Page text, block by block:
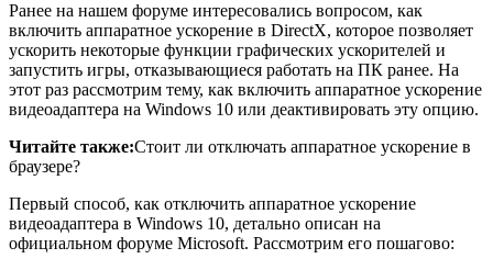
Ранее на нашем форуме интересовались вопросом, как
включить аппаратное ускорение в DirectX, которое позволяет
ускорить некоторые функции графических ускорителей и
запустить игры, отказывающиеся работать на ПК ранее. На
этот раз рассмотрим тему, как включить аппаратное ускорение
видеоадаптера на Windows 10 или деактивировать эту опцию.
Читайте также:Стоит ли отключать аппаратное ускорение в
браузере?
Первый способ, как отключить аппаратное ускорение
видеоадаптера в Windows 10, детально описан на
официальном форуме Microsoft. Рассмотрим его пошагово: